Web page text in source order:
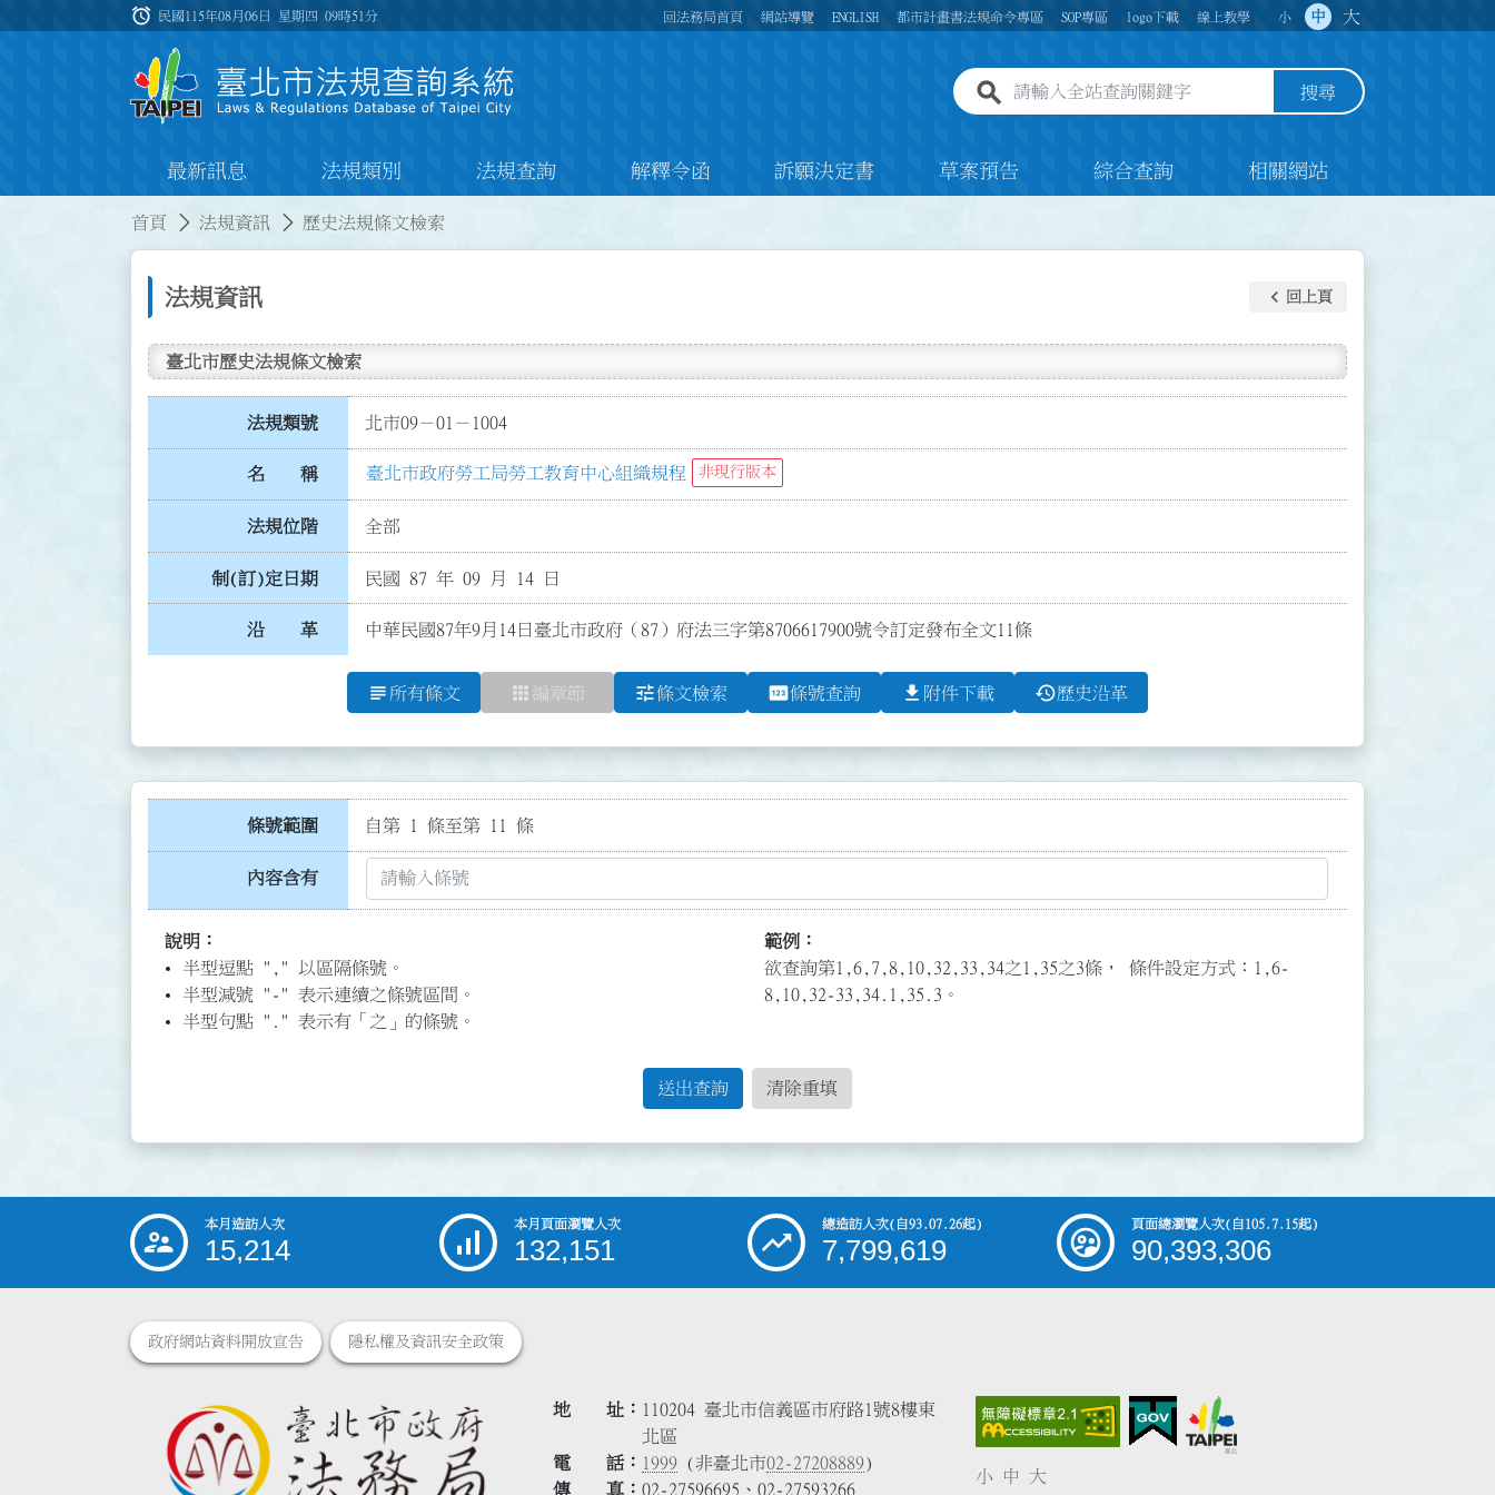
:::
alarm 民國115年08月06日 星期四09時51分 回法務局首頁 網站導覽 ENGLISH 都市計畫書法規命令專區 SOP專區 logo下載 線上教學 小 中 大
全站查詢關鍵字欄位 搜尋
最新訊息 法規類別 法規查詢 解釋令函 訴願決定書 草案預告 綜合查詢 相關網站
首頁 法規資訊 歷史法規條文檢索
法規資訊 keyboard_arrow_left 回上頁
臺北市歷史法規條文檢索
法規類號 北市09－01－1004
名 稱 臺北市政府勞工局勞工教育中心組織規程 非現行版本
法規位階 全部
制(訂)定日期 民國 87 年 09 月 14 日
沿 革 中華民國87年9月14日臺北市政府（87）府法三字第8706617900號令訂定發布全文11條
subject 所有條文 apps 編章節 tune條文檢索 pin條號查詢 file_download 附件下載 history歷史沿革
條號範圍 自第 1 條至第 11 條
內容含有
說明：
半型逗點 "," 以區隔條號。
半型減號 "-" 表示連續之條號區間。
半型句點 "." 表示有「之」的條號。
範例：
欲查詢第1,6,7,8,10,32,33,34之1,35之3條， 條件設定方式：1,6-
8,10,32-33,34.1,35.3。
送出查詢 清除重填
::: 本月造訪人次
15,214
本月頁面瀏覽人次
132,151
總造訪人次(自93.07.26起)
7,799,619
頁面總瀏覽人次(自105.7.15起)
90,393,306
政府網站資料開放宣告 隱私權及資訊安全政策
地 址
110204 臺北市信義區市府路1號8樓東
北區
電 話
1999 (非臺北市02-27208889)
傳 真
02-27596695、02-27593266
小 中 大